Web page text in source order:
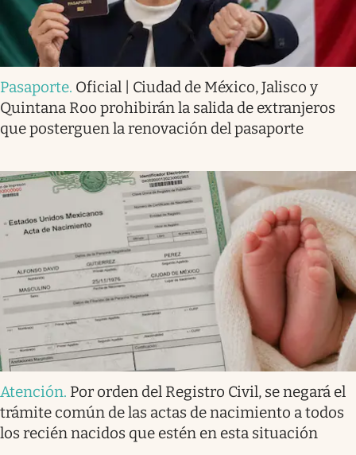
Pasaporte. Oficial | Ciudad de México, Jalisco y
Quintana Roo prohibirán la salida de extranjeros
que posterguen la renovación del pasaporte
Atención. Por orden del Registro Civil, se negará el
trámite común de las actas de nacimiento a todos
los recién nacidos que estén en esta situación